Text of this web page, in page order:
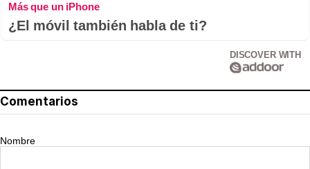
Más que un iPhone
¿El móvil también habla de ti?
DISCOVER WITH
Comentarios
Nombre